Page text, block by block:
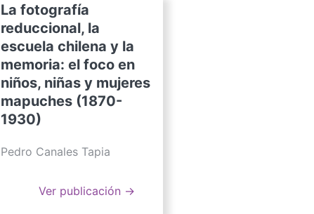
La fotografía
reduccional, la
escuela chilena y la
memoria: el foco en
niños, niñas y mujeres
mapuches (1870-
1930)
Pedro Canales Tapia
Ver publicación →